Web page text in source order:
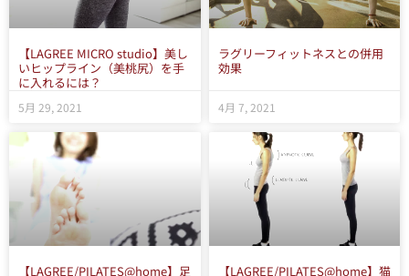
【LAGREE MICRO studio】美し
いヒップライン（美桃尻）を手
に入れるには？
5月 29, 2021
ラグリーフィットネスとの併用
効果
4月 7, 2021
【LAGREE/PILATES@home】足
【LAGREE/PILATES@home】猫